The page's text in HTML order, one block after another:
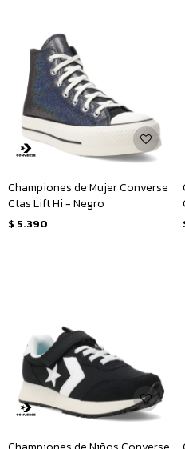
Championes de Mujer Converse
Ctas Lift Hi - Negro
$ 5.390